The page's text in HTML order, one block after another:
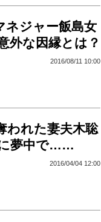
ネジャー飯島女
外な因縁とは？
2016/08/11 10:00
われた妻夫木聡
夢中で……
2016/04/04 12:00